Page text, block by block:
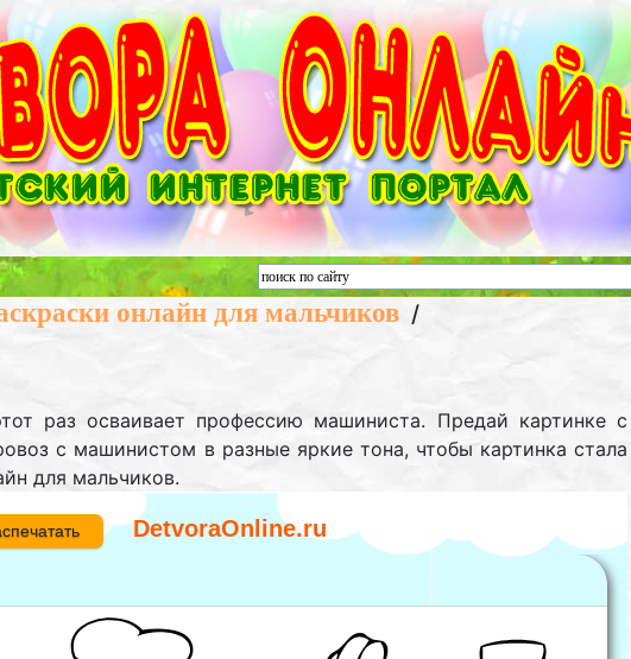
онлайн для мальчиков /
раз осваивает профессию машиниста. Предай картинке с
с машинистом в разные яркие тона, чтобы картинка стала
для мальчиков.
DetvoraOnline.ru